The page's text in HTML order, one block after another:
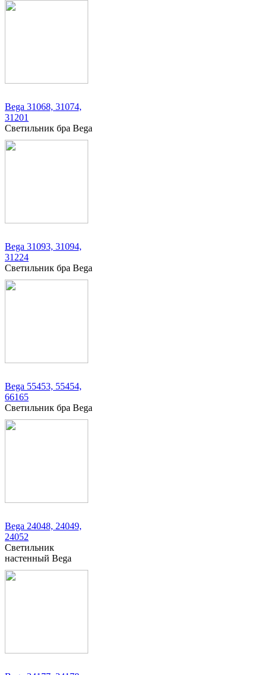
Bega 31068, 31074,
31201
Светильник бра Bega
Bega 31093, 31094,
31224
Светильник бра Bega
Bega 55453, 55454,
66165
Светильник бра Bega
Bega 24048, 24049,
24052
Светильник
настенный Bega